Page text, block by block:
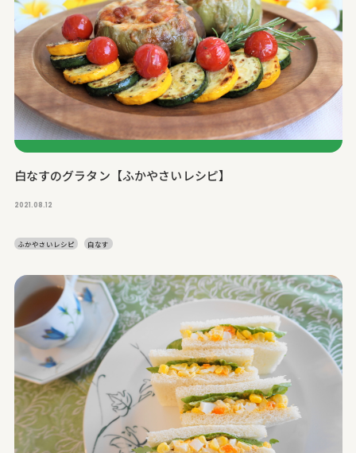
白なすのグラタン【ふかやさいレシピ】
2021.08.12
ふかやさいレシピ 白なす